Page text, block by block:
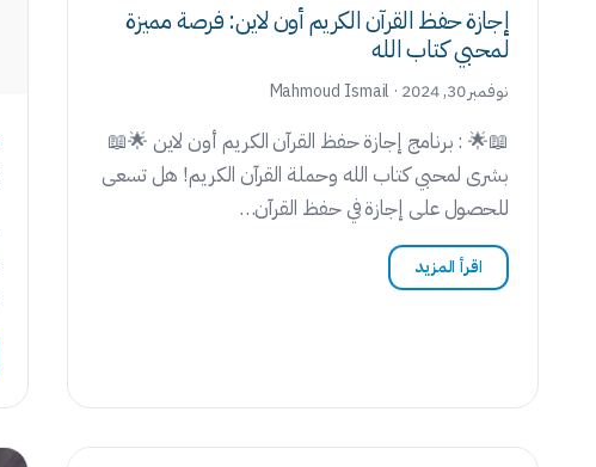
إجازة حفظ القرآن الكريم أون لاين: فرصة مميزة
لمحبي كتاب الله
نوفمبر 30, 2024 · Mahmoud Ismail
📖🌟 : برنامج إجازة حفظ القرآن الكريم أون لاين 🌟📖
بشرى لمحبي كتاب الله وحملة القرآن الكريم! هل تسعى
للحصول على إجازة في حفظ القرآن…
اقرأ المزيد